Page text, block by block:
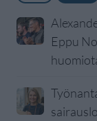
Eppu